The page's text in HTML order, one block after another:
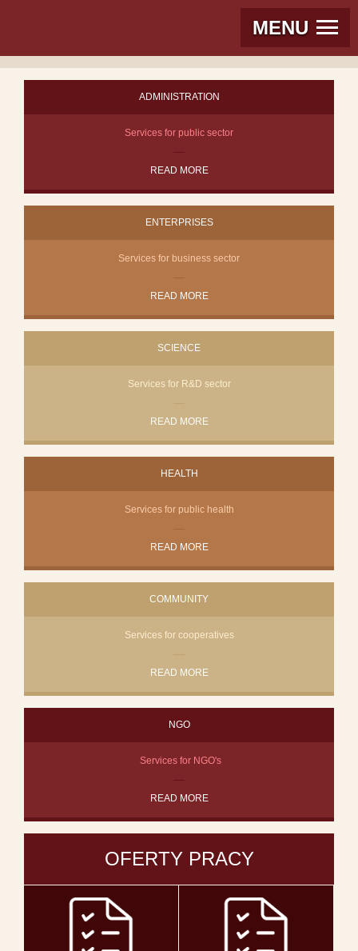
MENU
ADMINISTRATION
Services for public sector
READ MORE
ENTERPRISES
Services for business sector
READ MORE
SCIENCE
Services for R&D sector
READ MORE
HEALTH
Services for public health
READ MORE
COMMUNITY
Services for cooperatives
READ MORE
NGO
Services for NGO's
READ MORE
OFERTY PRACY